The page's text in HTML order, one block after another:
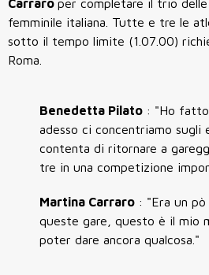
Carraro per completare il trio
femminile italiana. Tutte e tre le
sotto il tempo limite (1.07.00)
Roma.
Benedetta Pilato : "Ho
adesso ci concentriamo sugli
contenta di ritornare a
tre in una competizione
Martina Carraro : "Era un pò
queste gare, questo è il mio
poter dare ancora qualcosa."